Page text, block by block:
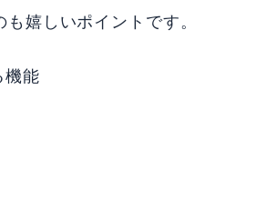
嬉しいポイントです。
機能